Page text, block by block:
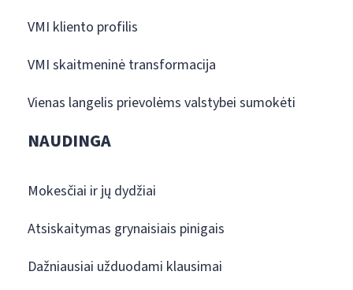
VMI kliento profilis
VMI skaitmeninė transformacija
Vienas langelis prievolėms valstybei sumokėti
NAUDINGA
Mokesčiai ir jų dydžiai
Atsiskaitymas grynaisiais pinigais
Dažniausiai užduodami klausimai